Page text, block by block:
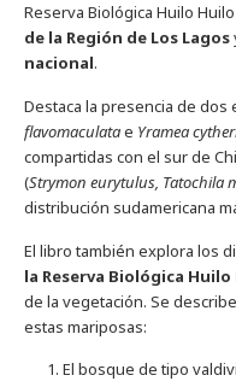
Reserva Biológica Huilo
de la Región de Los Lagos
nacional.
Destaca la presencia de dos
flavomaculatae Yramea
compartidas con el sur de
(Strymon eurytulus, Tatochila
distribución sudamericana
El libro también explora los
la Reserva Biológica Huilo
de la vegetación. Se
estas mariposas:
El bosque de tipo